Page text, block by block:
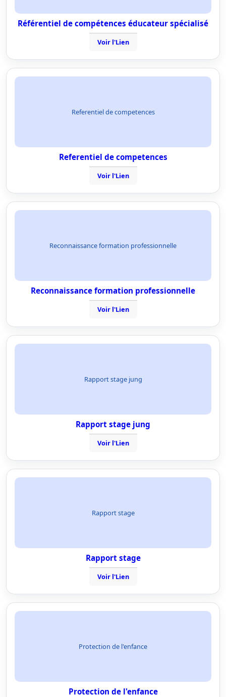
Référentiel de compétences éducateur spécialisé
Voir l'Lien
Referentiel de competences
Referentiel de competences
Voir l'Lien
Reconnaissance formation professionnelle
Reconnaissance formation professionnelle
Voir l'Lien
Rapport stage jung
Rapport stage jung
Voir l'Lien
Rapport stage
Rapport stage
Voir l'Lien
Protection de l'enfance
Protection de l'enfance